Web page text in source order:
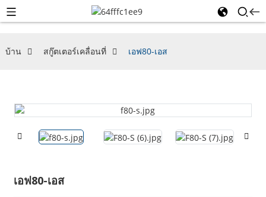
บ้าน สกู๊ตเตอร์เคลื่อนที่ เอฟ80-เอส
เอฟ80-เอส